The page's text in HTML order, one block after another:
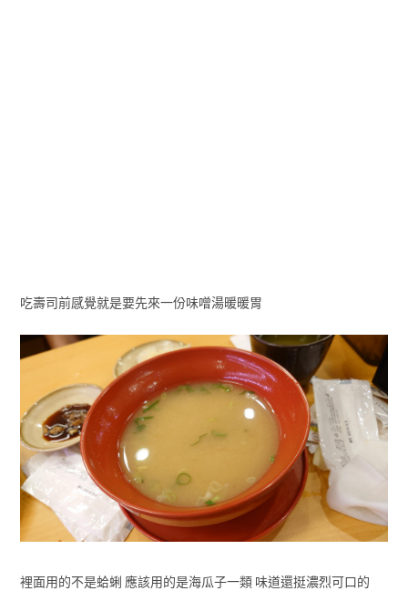
吃壽司前感覺就是要先來一份味噌湯暖暖胃
裡面用的不是蛤蜊 應該用的是海瓜子一類 味道還挺濃烈可口的